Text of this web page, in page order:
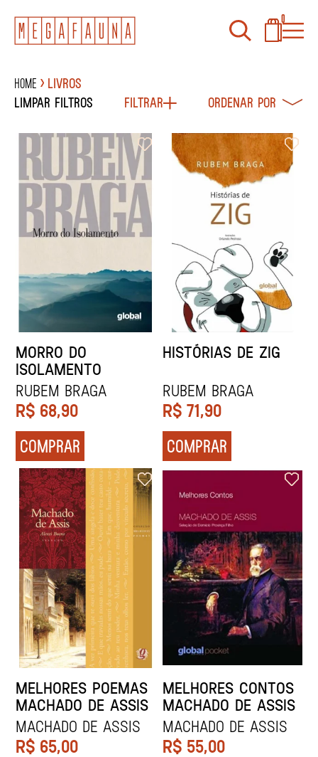
0
Home
Livros
Filtrar
Limpar filtros
MORRO DO
ISOLAMENTO
Rubem Braga
R$ 68,90
COMPRAR
HISTÓRIAS DE ZIG
Rubem Braga
R$ 71,90
COMPRAR
MELHORES POEMAS
MACHADO DE ASSIS
Machado de Assis
R$ 65,00
MELHORES CONTOS
MACHADO DE ASSIS
Machado de Assis
R$ 55,00